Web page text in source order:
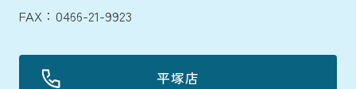
FAX：0466-21-9923
平塚店